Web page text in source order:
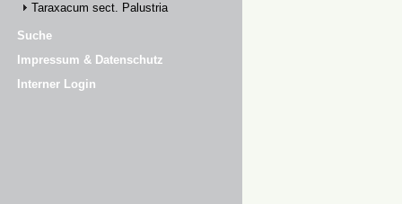
Taraxacum sect. Palustria
Suche
Impressum & Datenschutz
Interner Login